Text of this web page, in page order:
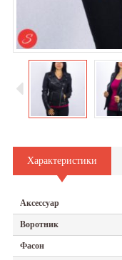
и
13.02.2019
Читать дальше
Характеристики
Аксессуар
Воротник
Фасон